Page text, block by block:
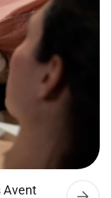
Avent